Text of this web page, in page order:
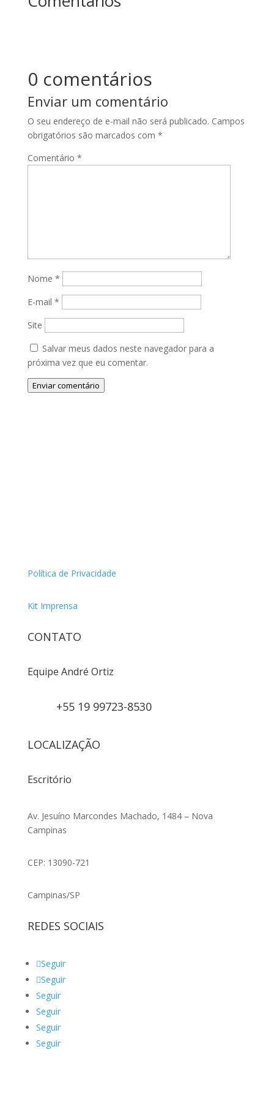
0 comentários
Enviar um comentário
O seu endereço de e-mail não será publicado. Campos
obrigatórios são marcados com *
Comentário *
Nome *
E-mail *
Site
Salvar meus dados neste navegador para a
próxima vez que eu comentar.
Enviar comentário
Política de Privacidade
Kit Imprensa
CONTATO
Equipe André Ortiz
+55 19 99723-8530
LOCALIZAÇÃO
Escritório
Av. Jesuíno Marcondes Machado, 1484 – Nova
Campinas
CEP: 13090-721
Campinas/SP
REDES SOCIAIS
Seguir
Seguir
Seguir
Seguir
Seguir
Seguir